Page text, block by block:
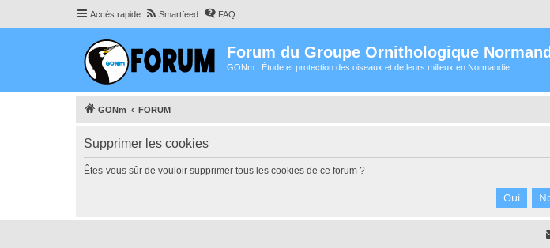
Accès rapide Smartfeed FAQ
Forum du Groupe Ornithologique Normand
GONm : Étude et protection des oiseaux et de leurs milieux en Normandie
GONm FORUM
Supprimer les cookies
Êtes-vous sûr de vouloir supprimer tous les cookies de ce forum ?